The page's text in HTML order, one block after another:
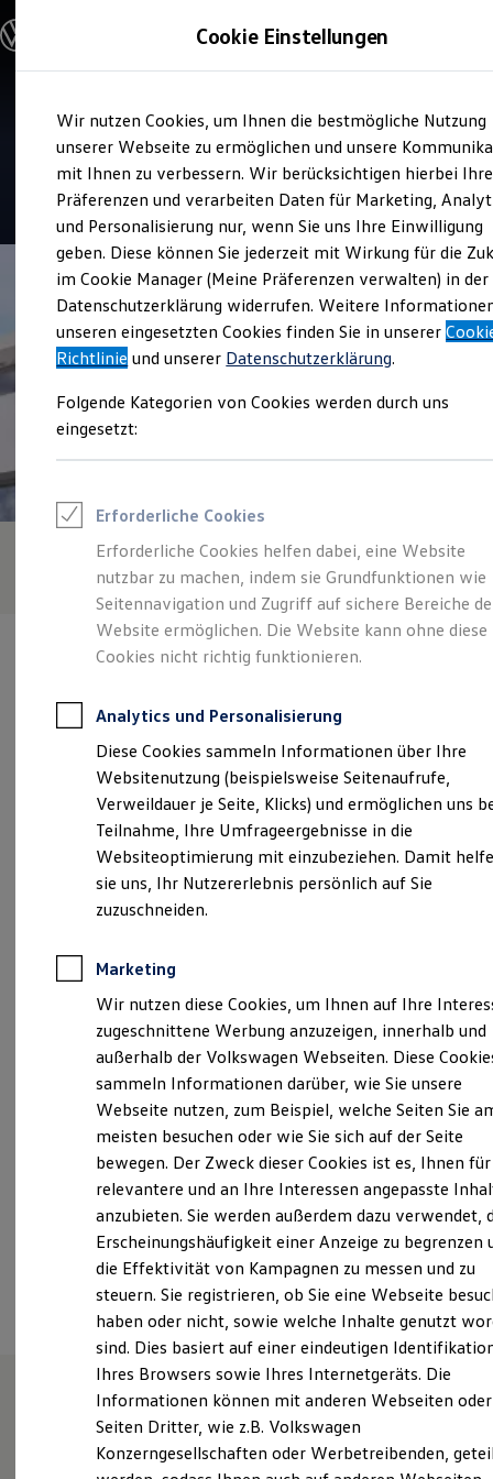
Hauptinhalt
springen
Footer
springen
Modelle und Konfigurator
Modelle vergleichen
Elektroautos
ENERGY Sondermodelle
Nutzfahrzeuge
SUV und CUV
Familienautos
Kombis
Kompaktwagen
Sportwagen
Schnell verfügbare Fahrzeuge
Angebote und Produkte
Aktuelle Angebote
E-Auto-Förderung
Volkswagen Marktplatz
Junge Gebrauchtwagen und Gebrauchtwagen
Volkswagen Zertifizierte Gebrauchtwagen
Zubehör- und Serviceangebote
Leasing
Leasing-Angebote
Gebrauchtwagen Leasing
Junge Gebrauchtwagen-Leasing
Elektroauto Leasing
Kleinwagen-Leasing
Leasing ohne Anzahlung
Finanzierung
Kfz-Versicherung
Restschuldversicherungen
Garantien
Wartungsverträge
Geschäftskunden
Professional Class bei Volkswagen
Großkunden
Behörden
Direktkunden
Sonderfahrzeuge
Anpfiff zum Gewinn
Elektroautos
ID. Tutorials
Elektrofahrzeugkonzepte
Reichweite
Reichweite der ID. Modelle
Reichweite im Winter
Laden
Laden unterwegs
Laden Zuhause
Ladestationen finden
Ladezeitensimulator
Batterie
Sicherheit
Garantie und Lebensdauer
Nachhaltigkeit
Technologie
Kosten und Kauf
Verbrauchskosten
Kaufoptionen
E-Auto-Förderung
Software und Konnektivität
ID. Software Versionen und Updates
Digitale Extras
Schnittstellen zu Ihrem ID.
Service
Glinicke Automobile Baunatal
4.6| 730 Bewertungen
Verantwortlich für die Inhalte auf dieser Seite ist die Glinicke
Automobile Baunatal GmbH & Co. KG (Impressum & Rechtliches)
Porschestraße 2 - 8, 34225 Baunatal
glinicke-baunatal@glinicke.de
+49 561 499010
Montag- Freitag
Samstag
Geschlossen
Nur der Verkauf ist bis 18 Uhr geöffnet, der Service
und Teiledienst...
Mehr anzeigen
Ansprechpartner
Herzlich willkommen in der
Volkswagen Werkstatt
Cookie Einstellungen
Wir nutzen Cookies, um Ihnen die bestmögliche Nutzung
unserer Webseite zu ermöglichen und unsere
mit Ihnen zu verbessern. Wir berücksichtigen hierbei Ihre
Präferenzen und verarbeiten Daten für Marketing,
und Personalisierung nur, wenn Sie uns Ihre Einwilligung
geben. Diese können Sie jederzeit mit Wirkung für die
im Cookie Manager (Meine Präferenzen verwalten) in der
Datenschutzerklärung widerrufen. Weitere
unseren eingesetzten Cookies finden Sie in unserer
Richtlinie und unserer Datenschutzerklärung.
Folgende Kategorien von Cookies werden durch uns
eingesetzt:
Erforderliche Cookies
Erforderliche Cookies helfen dabei, eine Website
nutzbar zu machen, indem sie Grundfunktionen wie
Seitennavigation und Zugriff auf sichere Bereiche
Website ermöglichen. Die Website kann ohne diese
Cookies nicht richtig funktionieren.
Analytics und Personalisierung
Diese Cookies sammeln Informationen über Ihre
Websitenutzung (beispielsweise Seitenaufrufe,
Verweildauer je Seite, Klicks) und ermöglichen uns
Teilnahme, Ihre Umfrageergebnisse in die
Websiteoptimierung mit einzubeziehen. Damit
sie uns, Ihr Nutzererlebnis persönlich auf Sie
zuzuschneiden.
Marketing
Wir nutzen diese Cookies, um Ihnen auf Ihre
zugeschnittene Werbung anzuzeigen, innerhalb und
außerhalb der Volkswagen Webseiten. Diese
sammeln Informationen darüber, wie Sie unsere
Webseite nutzen, zum Beispiel, welche Seiten Sie
meisten besuchen oder wie Sie sich auf der Seite
bewegen. Der Zweck dieser Cookies ist es, Ihnen für
relevantere und an Ihre Interessen angepasste
anzubieten. Sie werden außerdem dazu verwendet,
Erscheinungshäufigkeit einer Anzeige zu begrenzen
die Effektivität von Kampagnen zu messen und zu
steuern. Sie registrieren, ob Sie eine Webseite
haben oder nicht, sowie welche Inhalte genutzt
sind. Dies basiert auf einer eindeutigen
Ihres Browsers sowie Ihres Internetgeräts. Die
Informationen können mit anderen Webseiten oder
Seiten Dritter, wie z.B. Volkswagen
Konzerngesellschaften oder Werbetreibenden,